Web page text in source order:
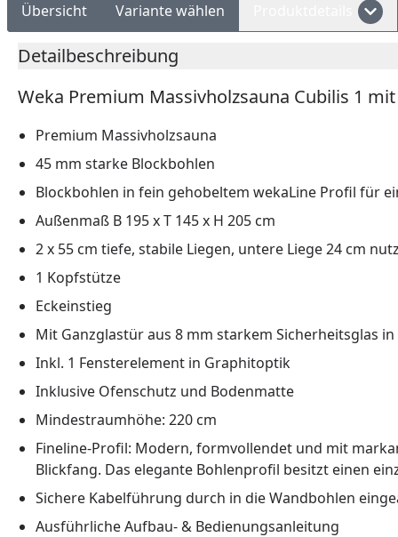
Übersicht Variante wählen
Detailbeschreibung
Weka Premium Massivholzsauna Cubilis 1
Premium Massivholzsauna
45 mm starke Blockbohlen
Blockbohlen in fein gehobeltem wekaLine Profil für
Außenmaß B 195 x T 145 x H 205 cm
2 x 55 cm tiefe, stabile Liegen, untere Liege 24 cm
1 Kopfstütze
Eckeinstieg
Mit Ganzglastür aus 8 mm starkem Sicherheitsglas
Inkl. 1 Fensterelement in Graphitoptik
Inklusive Ofenschutz und Bodenmatte
Mindestraumhöhe: 220 cm
Fineline-Profil: Modern, formvollendet und mit
Blickfang. Das elegante Bohlenprofil besitzt einen
Sichere Kabelführung durch in die Wandbohlen
Ausführliche Aufbau- & Bedienungsanleitung